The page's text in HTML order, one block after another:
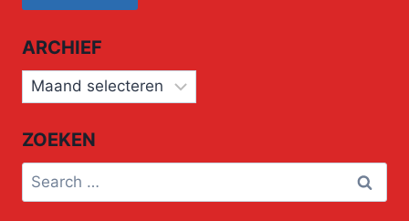
ARCHIEF
Archief
ZOEKEN
Search
for: